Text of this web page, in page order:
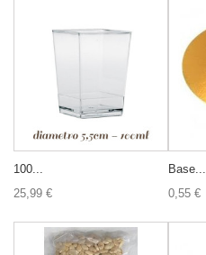
100...
25,99 €
Base...
0,55 €